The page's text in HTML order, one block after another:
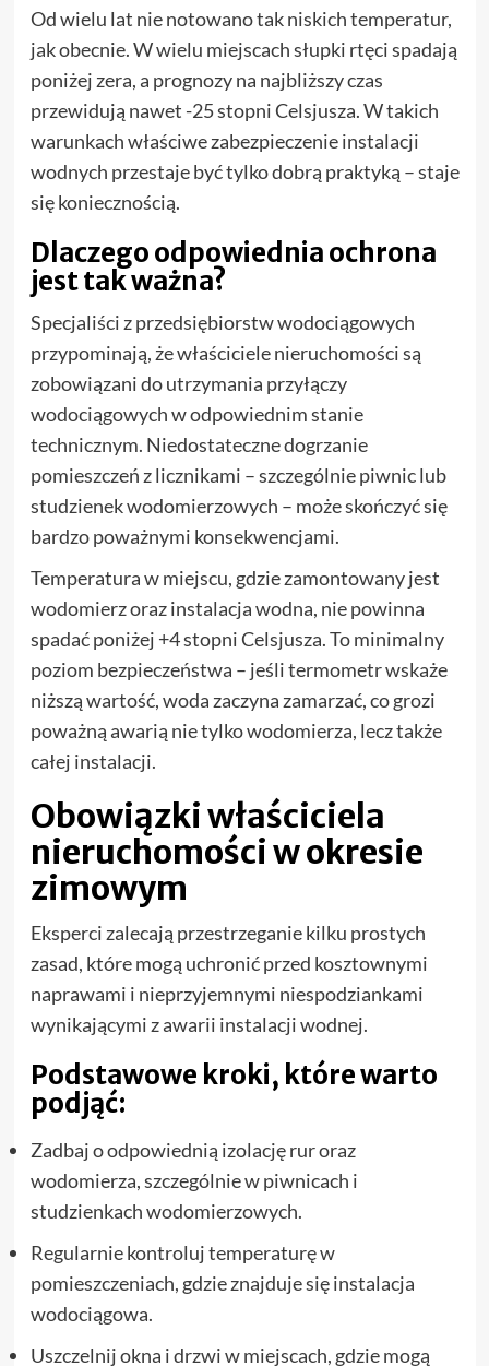
Od wielu lat nie notowano tak niskich temperatur,
jak obecnie. W wielu miejscach słupki rtęci spadają
poniżej zera, a prognozy na najbliższy czas
przewidują nawet -25 stopni Celsjusza. W takich
warunkach właściwe zabezpieczenie instalacji
wodnych przestaje być tylko dobrą praktyką – staje
się koniecznością.
Dlaczego odpowiednia ochrona
jest tak ważna?
Specjaliści z przedsiębiorstw wodociągowych
przypominają, że właściciele nieruchomości są
zobowiązani do utrzymania przyłączy
wodociągowych w odpowiednim stanie
technicznym. Niedostateczne dogrzanie
pomieszczeń z licznikami – szczególnie piwnic lub
studzienek wodomierzowych – może skończyć się
bardzo poważnymi konsekwencjami.
Temperatura w miejscu, gdzie zamontowany jest
wodomierz oraz instalacja wodna, nie powinna
spadać poniżej +4 stopni Celsjusza. To minimalny
poziom bezpieczeństwa – jeśli termometr wskaże
niższą wartość, woda zaczyna zamarzać, co grozi
poważną awarią nie tylko wodomierza, lecz także
całej instalacji.
Obowiązki właściciela
nieruchomości w okresie
zimowym
Eksperci zalecają przestrzeganie kilku prostych
zasad, które mogą uchronić przed kosztownymi
naprawami i nieprzyjemnymi niespodziankami
wynikającymi z awarii instalacji wodnej.
Podstawowe kroki, które warto
podjąć:
Zadbaj o odpowiednią izolację rur oraz
wodomierza, szczególnie w piwnicach i
studzienkach wodomierzowych.
Regularnie kontroluj temperaturę w
pomieszczeniach, gdzie znajduje się instalacja
wodociągowa.
Uszczelnij okna i drzwi w miejscach, gdzie mogą